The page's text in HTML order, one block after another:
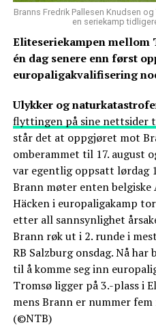
Branns Fredrik Pallesen Knudsen
en seriekamp
Eliteseriekampen mellom
én dag senere enn først
europaligakvalifisering
Ulykker og
flyttingen på sine nettsider
står det at oppgjøret mot
omberammet til 17. august
var egentlig oppsatt lørdag
Brann møter enten belgiske
Häcken i europaligakamp
etter all sannsynlighet
Brann røk ut i 2. runde i
RB Salzburg onsdag. Nå
til å komme seg inn
Tromsø ligger på 3.-plass i
mens Brann er nummer
(©NTB)